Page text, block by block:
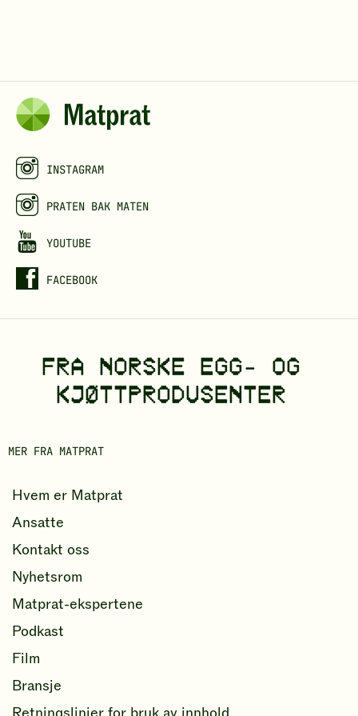
INSTAGRAM
PRATEN BAK MATEN
YOUTUBE
FACEBOOK
FRA NORSKE EGG- OG
KJØTTPRODUSENTER
MER FRA MATPRAT
Hvem er Matprat
Ansatte
Kontakt oss
Nyhetsrom
Matprat-ekspertene
Podkast
Film
Bransje